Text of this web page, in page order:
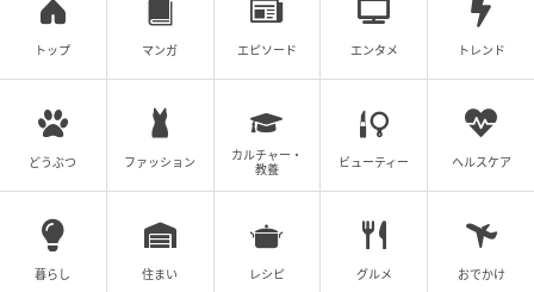
トップ マンガ エピソード エンタメ トレンド
どうぶつ ファッション
カルチャー・
教養
ビューティー ヘルスケア
暮らし 住まい レシピ グルメ おでかけ